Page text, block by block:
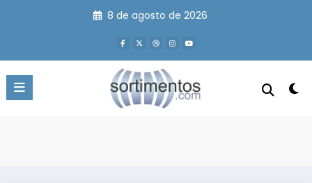
8 de agosto de 2026